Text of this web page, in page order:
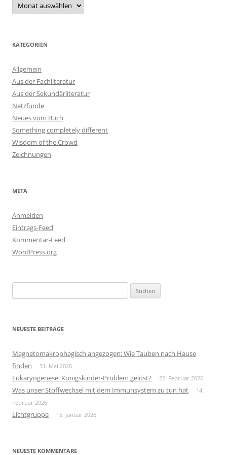
KATEGORIEN
Allgemein
Aus der Fachliteratur
Aus der Sekundärliteratur
Netzfunde
Neues vom Buch
Something completely different
Wisdom of the Crowd
Zeichnungen
META
Anmelden
Eintrags-Feed
Kommentar-Feed
WordPress.org
nach:
NEUESTE BEITRÄGE
Magnetomakrophagisch angezogen: Wie Tauben nach Hause
finden
31. Mai 2026
Eukaryogenese: Königskinder-Problem gelöst? 22. Februar 2026
Was unser Stoffwechsel mit dem Immunsystem zu tun hat
14.
Februar 2026
Lichtgruppe 15. Januar 2026
NEUESTE KOMMENTARE